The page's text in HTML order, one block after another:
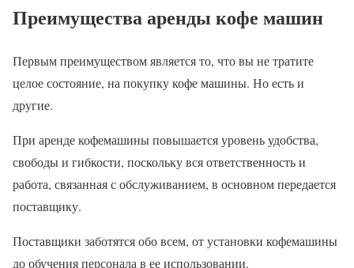
Преимущества аренды кофе машин
Первым преимуществом является то, что вы не тратите
целое состояние, на покупку кофе машины. Но есть и
другие.
При аренде кофемашины повышается уровень удобства,
свободы и гибкости, поскольку вся ответственность и
работа, связанная с обслуживанием, в основном передается
поставщику.
Поставщики заботятся обо всем, от установки кофемашины
до обучения персонала в ее использовании.